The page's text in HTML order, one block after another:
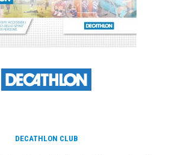
DECATHLON CLUB